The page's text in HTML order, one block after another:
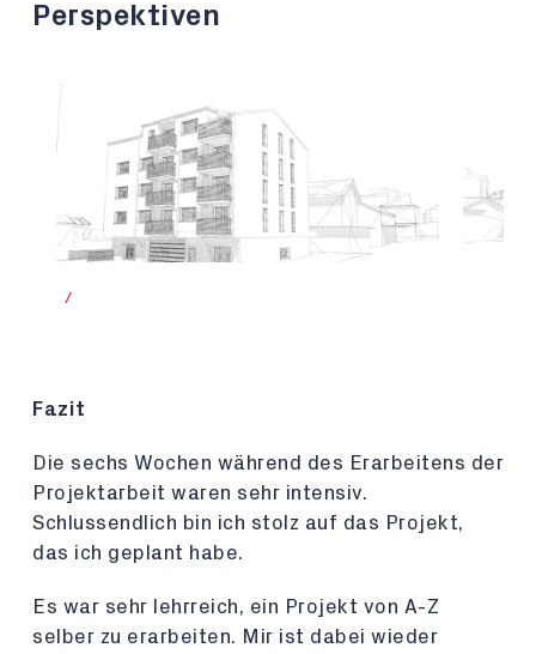
Perspektiven
/
Fazit
Die sechs Wochen während des Erarbeitens der
Projektarbeit waren sehr intensiv.
Schlussendlich bin ich stolz auf das Projekt,
das ich geplant habe.
Es war sehr lehrreich, ein Projekt von A-Z
selber zu erarbeiten. Mir ist dabei wieder